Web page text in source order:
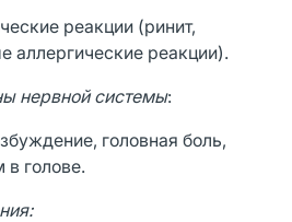
реакции (ринит,
аллергические реакции).
нервной системы:
головная боль,
голове.